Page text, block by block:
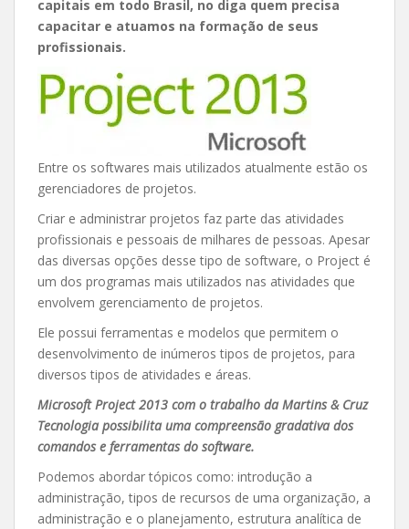
capitais em todo Brasil, no diga quem precisa
capacitar e atuamos na formação de seus
profissionais.
Entre os softwares mais utilizados atualmente estão os
gerenciadores de projetos.
Criar e administrar projetos faz parte das atividades
profissionais e pessoais de milhares de pessoas. Apesar
das diversas opções desse tipo de software, o Project é
um dos programas mais utilizados nas atividades que
envolvem gerenciamento de projetos.
Ele possui ferramentas e modelos que permitem o
desenvolvimento de inúmeros tipos de projetos, para
diversos tipos de atividades e áreas.
Microsoft Project 2013 com o trabalho da Martins & Cruz
Tecnologia possibilita uma compreensão gradativa dos
comandos e ferramentas do software.
Podemos abordar tópicos como: introdução a
administração, tipos de recursos de uma organização, a
administração e o planejamento, estrutura analítica de